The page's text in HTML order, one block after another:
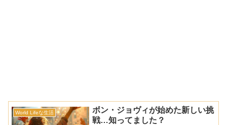
World Lifeな生活
ボン・ジョヴィが始めた新しい挑
戦…知ってました？